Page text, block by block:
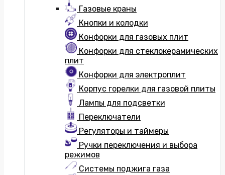
Газовые краны
Кнопки и колодки
Конфорки для газовых плит
Конфорки для стеклокерамических
плит
Конфорки для электроплит
Корпус горелки для газовой плиты
Лампы для подсветки
Переключатели
Регуляторы и таймеры
Ручки переключения и выбора
режимов
Системы поджига газа